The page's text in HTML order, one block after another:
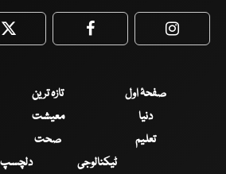
Twitter Facebook
صفحۂ اول تازہ ترین
دنیا
معیشت
تعلیم
صحت
ٹیکنالوجی